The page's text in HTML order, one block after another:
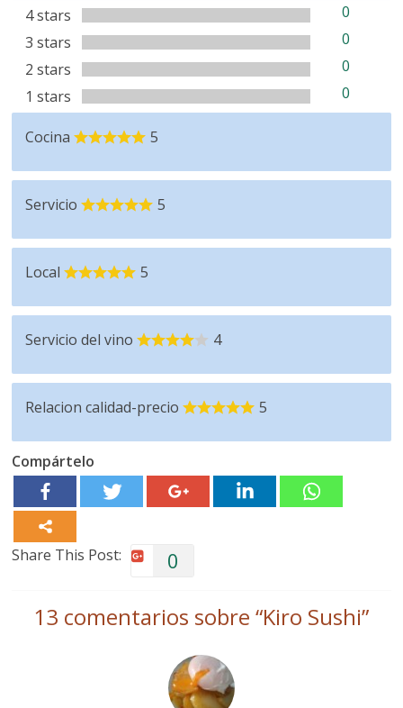
4 stars
0
3 stars
0
2 stars
0
1 stars
0
Cocina 5
Servicio 5
Local 5
Servicio del vino 4
Relacion calidad-precio 5
Compártelo
Share This Post: 0
13 comentarios sobre “Kiro Sushi”